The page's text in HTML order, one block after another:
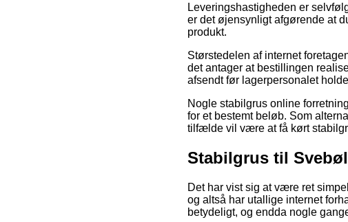
Leveringshastigheden er
er det øjensynligt afgørende at
produkt.
Størstedelen af internet
det antager at bestillingen
afsendt før lagerpersonalet
Nogle stabilgrus online
for et bestemt beløb. Som
tilfælde vil være at få kørt
Stabilgrus til
Det har vist sig at være ret
og altså har utallige internet
betydeligt, og endda nogle